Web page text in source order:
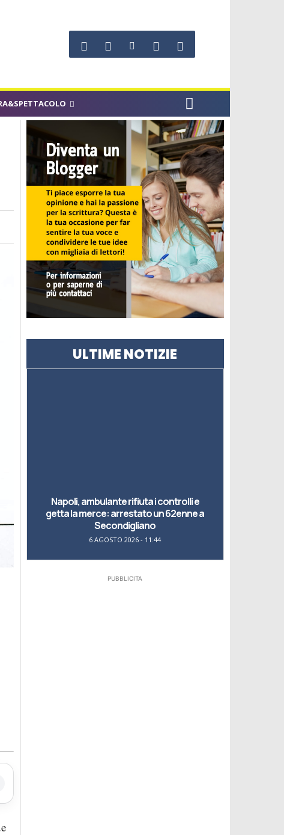
ULTIME NOTIZIE
Napoli, ambulante rifiuta i controlli e
getta la merce: arrestato un 62enne a
Secondigliano
6 AGOSTO 2026 - 11:44
PUBBLICITA